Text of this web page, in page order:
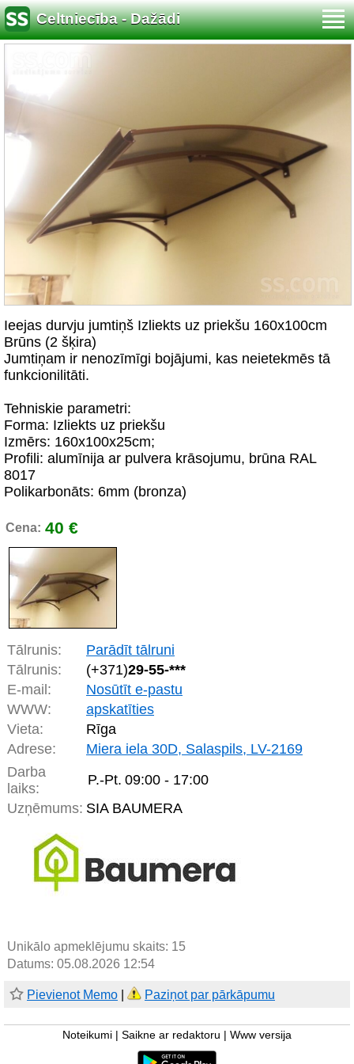
Celtniecība - Dažādi
Ieejas durvju jumtiņš Izliekts uz priekšu 160x100cm
Brūns (2 šķira)
Jumtiņam ir nenozīmīgi bojājumi, kas neietekmēs tā
funkcionilitāti.
Tehniskie parametri:
Forma: Izliekts uz priekšu
Izmērs: 160x100x25cm;
Profili: alumīnija ar pulvera krāsojumu, brūna RAL
8017
Polikarbonāts: 6mm (bronza)
Cena: 40 €
Tālrunis:
Parādīt tālruni
Tālrunis:
(+371)29-55-***
E-mail:
Nosūtīt e-pastu
WWW:
apskatīties
Vieta:
Rīga
Adrese:
Miera iela 30D, Salaspils, LV-2169
Darba
laiks:
P.-Pt. 09:00 - 17:00
Uzņēmums: SIA BAUMERA
Unikālo apmeklējumu skaits: 15
Datums: 05.08.2026 12:54
Pievienot Memo Paziņot par pārkāpumu
Noteikumi Saikne ar redaktoru Www versija